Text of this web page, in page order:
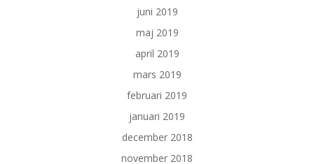
juni 2019
maj 2019
april 2019
mars 2019
februari 2019
januari 2019
december 2018
november 2018